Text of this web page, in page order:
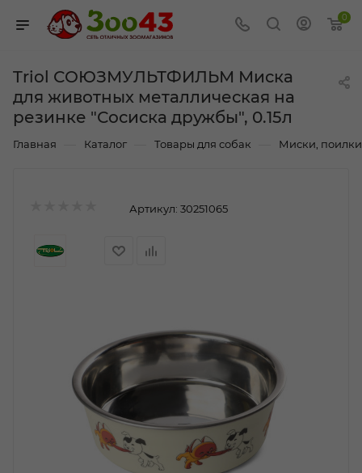
0
Triol СОЮЗМУЛЬТФИЛЬМ Миска
для животных металлическая на
резинке "Сосиска дружбы", 0.15л
Главная Каталог Товары для собак Миски,
Артикул: 30251065